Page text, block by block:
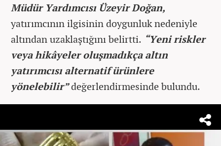
Müdür Yardımcısı Üzeyir Doğan,
yatırımcının ilgisinin doygunluk nedeniyle
altından uzaklaştığını belirtti. “Yeni riskler
veya hikâyeler oluşmadıkça altın
yatırımcısı alternatif ürünlere
yönelebilir”değerlendirmesinde bulundu.